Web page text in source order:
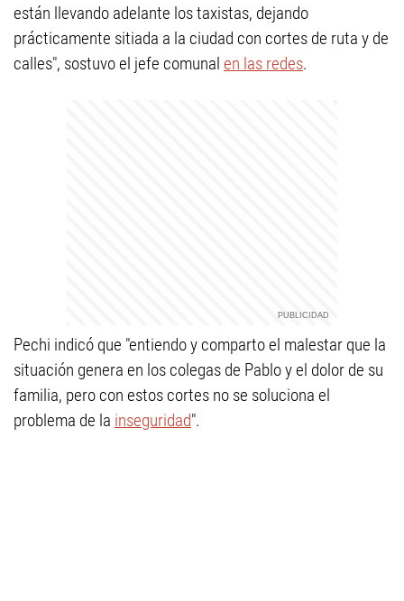
están llevando adelante los taxistas, dejando
prácticamente sitiada a la ciudad con cortes de ruta y de
calles", sostuvo el jefe comunal en las redes.
Pechi indicó que "entiendo y comparto el malestar que la
situación genera en los colegas de Pablo y el dolor de su
familia, pero con estos cortes no se soluciona el
problema de la inseguridad".